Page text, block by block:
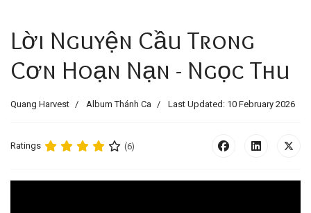
Lời Nguyện Cầu Trong
Cơn Hoạn Nạn - Ngọc Thu
Quang Harvest Album Thánh Ca Last Updated: 10 February 2026
Ratings (6)